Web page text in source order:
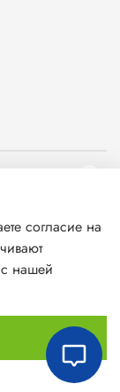
Профиль
согласие на
с нашей